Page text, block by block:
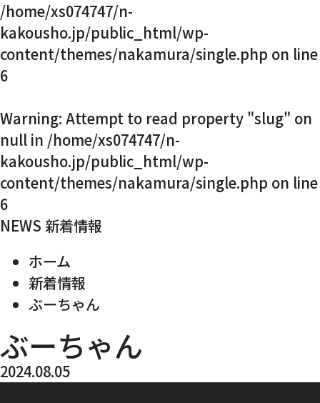
お知らせ・社内報
採用情報
/home/xs074747/n-
kakousho.jp/public_html/wp-
content/themes/nakamura/single.php on line
6
Warning: Attempt to read property "slug" on
null in /home/xs074747/n-
kakousho.jp/public_html/wp-
content/themes/nakamura/single.php on line
6
NEWS 新着情報
ホーム
新着情報
ぶーちゃん
ぶーちゃん
2024.08.05